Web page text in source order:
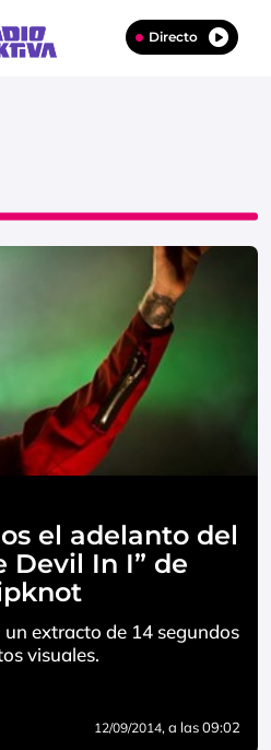
Directo
el adelanto del
Devil In I” de
extracto de 14 segundos
visuales.
12/09/2014, a las 09:02